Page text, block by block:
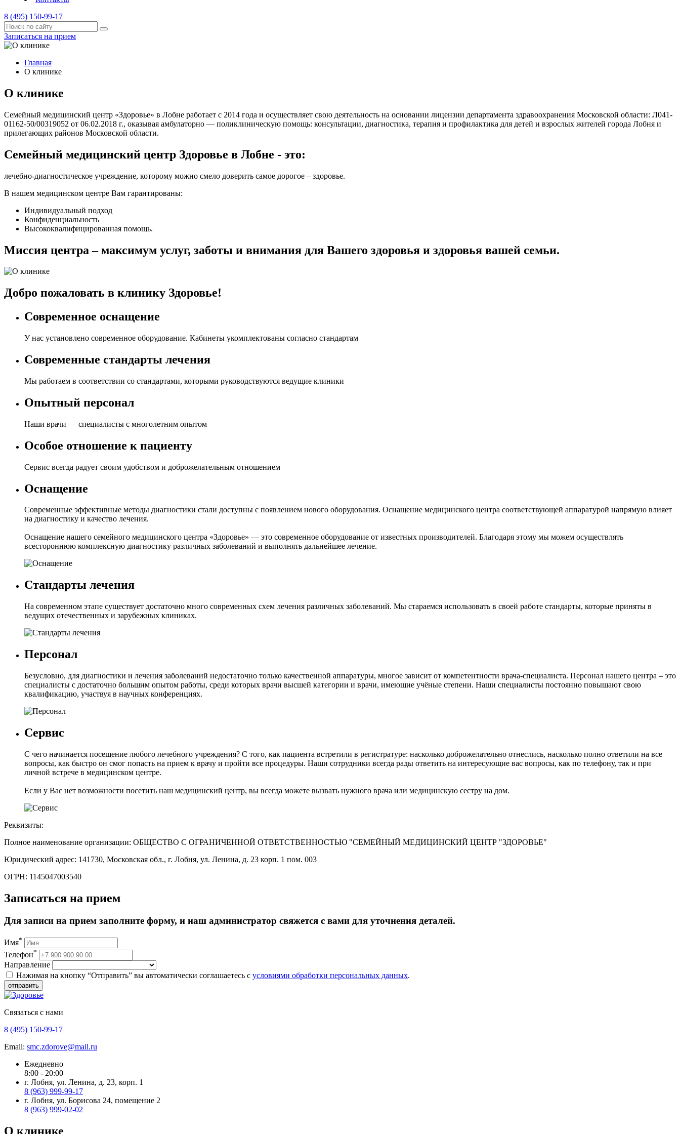
8 (495) 150-99-17
Записаться на прием
Главная
О клинике
О клинике
Семейный медицинский центр «Здоровье» в Лобне работает с 2014 года и осуществляет свою деятельность на основании лицензии департамента здравоохранения Московской области: Л041-
01162-50/00319052 от 06.02.2018 г., оказывая амбулаторно — поликлиническую помощь: консультации, диагностика, терапия и профилактика для детей и взрослых жителей города Лобня и
прилегающих районов Московской области.
Семейный медицинский центр Здоровье в Лобне - это:
лечебно-диагностическое учреждение, которому можно смело доверить самое дорогое – здоровье.
В нашем медицинском центре Вам гарантированы:
Индивидуальный подход
Конфиденциальность
Высококвалифицированная помощь.
Миссия центра – максимум услуг, заботы и внимания для Вашего здоровья и здоровья вашей семьи.
Добро пожаловать в клинику Здоровье!
Современное оснащение
У нас установлено современное оборудование. Кабинеты укомплектованы согласно стандартам
Современные стандарты лечения
Мы работаем в соответствии со стандартами, которыми руководствуются ведущие клиники
Опытный персонал
Наши врачи — специалисты с многолетним опытом
Особое отношение к пациенту
Сервис всегда радует своим удобством и доброжелательным отношением
Оснащение
Современные эффективные методы диагностики стали доступны с появлением нового оборудования. Оснащение медицинского центра соответствующей аппаратурой напрямую влияет
на диагностику и качество лечения.
Оснащение нашего семейного медицинского центра «Здоровье» — это современное оборудование от известных производителей. Благодаря этому мы можем осуществлять
всестороннюю комплексную диагностику различных заболеваний и выполнять дальнейшее лечение.
Стандарты лечения
На современном этапе существует достаточно много современных схем лечения различных заболеваний. Мы стараемся использовать в своей работе стандарты, которые приняты в
ведущих отечественных и зарубежных клиниках.
Персонал
Безусловно, для диагностики и лечения заболеваний недостаточно только качественной аппаратуры, многое зависит от компетентности врача-специалиста. Персонал нашего центра – это
специалисты с достаточно большим опытом работы, среди которых врачи высшей категории и врачи, имеющие учёные степени. Наши специалисты постоянно повышают свою
квалификацию, участвуя в научных конференциях.
Сервис
С чего начинается посещение любого лечебного учреждения? С того, как пациента встретили в регистратуре: насколько доброжелательно отнеслись, насколько полно ответили на все
вопросы, как быстро он смог попасть на прием к врачу и пройти все процедуры. Наши сотрудники всегда рады ответить на интересующие вас вопросы, как по телефону, так и при
личной встрече в медицинском центре.
Если у Вас нет возможности посетить наш медицинский центр, вы всегда можете вызвать нужного врача или медицинскую сестру на дом.
Реквизиты:
Полное наименование организации: ОБЩЕСТВО С ОГРАНИЧЕННОЙ ОТВЕТСТВЕННОСТЬЮ "СЕМЕЙНЫЙ МЕДИЦИНСКИЙ ЦЕНТР "ЗДОРОВЬЕ"
Юридический адрес: 141730, Московская обл., г. Лобня, ул. Ленина, д. 23 корп. 1 пом. 003
ОГРН: 1145047003540
Записаться на прием
Для записи на прием заполните форму, и наш администратор свяжется с вами для уточнения деталей.
Имя*
Телефон*
Направление
Нажимая на кнопку “Отправить” вы автоматически соглашаетесь с условиями обработки персональных данных.
отправить
Связаться с нами
8 (495) 150-99-17
Email: smc.zdorove@mail.ru
Ежедневно
8:00 - 20:00
г. Лобня, ул. Ленина, д. 23, корп. 1
8 (963) 999-99-17
г. Лобня, ул. Борисова 24, помещение 2
8 (963) 999-02-02
О клинике